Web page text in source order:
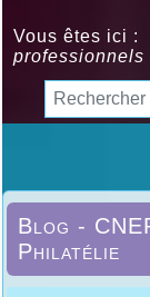
Vous êtes ici :
Blog -
Philatélie